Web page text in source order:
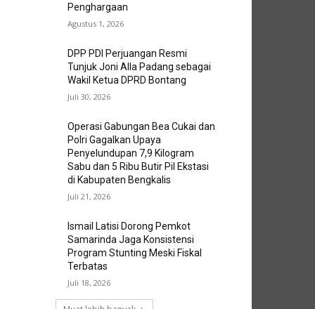
Penghargaan
Agustus 1, 2026
DPP PDI Perjuangan Resmi
Tunjuk Joni Alla Padang sebagai
Wakil Ketua DPRD Bontang
Juli 30, 2026
Operasi Gabungan Bea Cukai dan
Polri Gagalkan Upaya
Penyelundupan 7,9 Kilogram
Sabu dan 5 Ribu Butir Pil Ekstasi
di Kabupaten Bengkalis
Juli 21, 2026
Ismail Latisi Dorong Pemkot
Samarinda Jaga Konsistensi
Program Stunting Meski Fiskal
Terbatas
Juli 18, 2026